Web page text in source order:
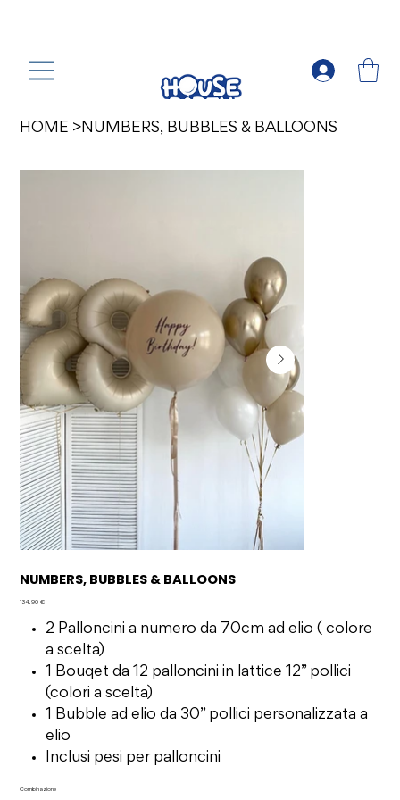
HOME > NUMBERS, BUBBLES & BALLOONS
NUMBERS, BUBBLES & BALLOONS
Prezzo
134,90 €
2 Palloncini a numero da 70cm ad elio ( colore
a scelta)
1 Bouqet da 12 palloncini in lattice 12” pollici
(colori a scelta)
1 Bubble ad elio da 30” pollici personalizzata a
elio
Inclusi pesi per palloncini
Combinazione